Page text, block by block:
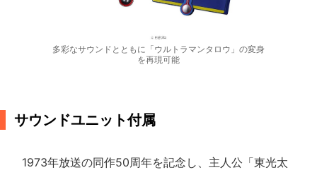
多彩なサウンドとともに「ウルトラマンタロウ」の変身
を再現可能
サウンドユニット付属
1973年放送の同作50周年を記念し、主人公「東光太